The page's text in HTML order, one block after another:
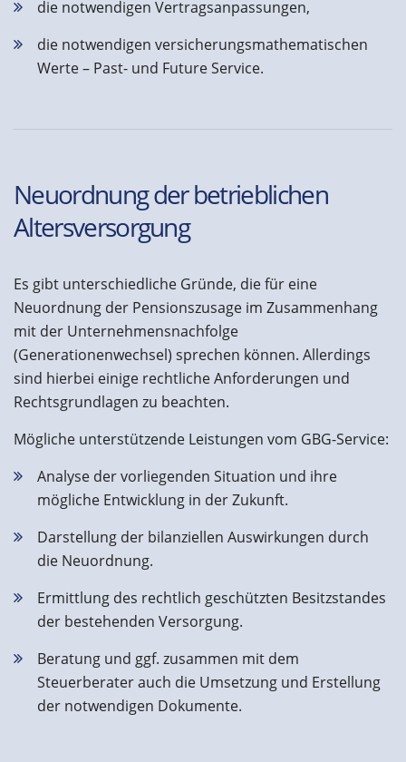
die notwendigen Vertragsanpassungen,
die notwendigen versicherungsmathematischen
Werte – Past- und Future Service.
Neuordnung der betrieblichen
Altersversorgung
Es gibt unterschiedliche Gründe, die für eine
Neuordnung der Pensionszusage im Zusammenhang
mit der Unternehmensnachfolge
(Generationenwechsel) sprechen können. Allerdings
sind hierbei einige rechtliche Anforderungen und
Rechtsgrundlagen zu beachten.
Mögliche unterstützende Leistungen vom GBG-Service:
Analyse der vorliegenden Situation und ihre
mögliche Entwicklung in der Zukunft.
Darstellung der bilanziellen Auswirkungen durch
die Neuordnung.
Ermittlung des rechtlich geschützten Besitzstandes
der bestehenden Versorgung.
Beratung und ggf. zusammen mit dem
Steuerberater auch die Umsetzung und Erstellung
der notwendigen Dokumente.